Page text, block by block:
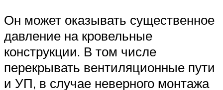
Он может оказывать существенное
давление на кровельные
конструкции. В том числе
перекрывать вентиляционные пути
и УП, в случае неверного монтажа